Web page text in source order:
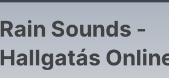
Rain Sounds -
Hallgatás